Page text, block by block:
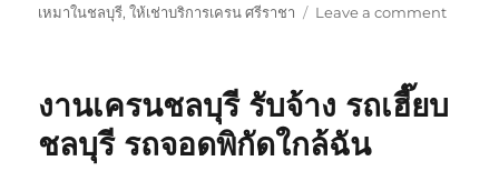
เหมาในชลบุรี,ให้เช่าบริการเครน ศรีราชา Leave a commenton
งานเครนชลบุรี รับจ้าง รถเฮี๊ยบ
ชลบุรี รถจอดพิกัดใกล้ฉัน